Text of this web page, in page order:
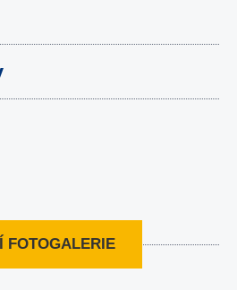
FOTOGALERIE